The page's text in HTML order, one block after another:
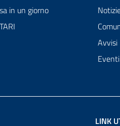
in un giorno
Avvisi
Eventi
LINK